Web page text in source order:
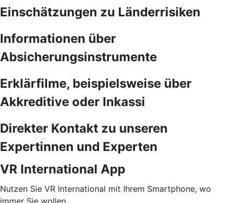
Einschätzungen zu Länderrisiken
Informationen über
Absicherungsinstrumente
Erklärfilme, beispielsweise über
Akkreditive oder Inkassi
Direkter Kontakt zu unseren
Expertinnen und Experten
VR International App
Nutzen Sie VR International mit Ihrem Smartphone, wo
immer Sie wollen.